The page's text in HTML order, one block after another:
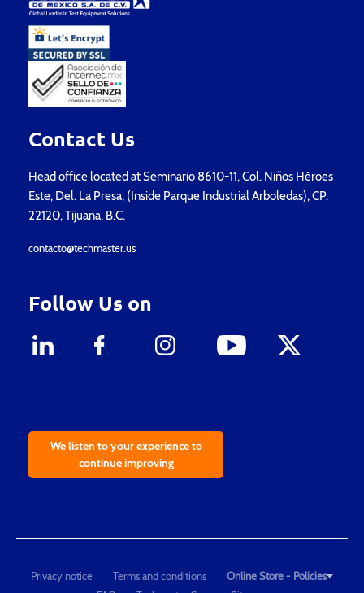
Contact Us
Head office located at Seminario 8610-11, Col. Niños Héroes
Este, Del. La Presa, (Inside Parque Industrial Arboledas), CP.
22120, Tijuana, B.C.
contacto@techmaster.us
Follow Us on
We listen to your experience to
continue improving
Privacy notice Terms and conditions
Online Store - Policies